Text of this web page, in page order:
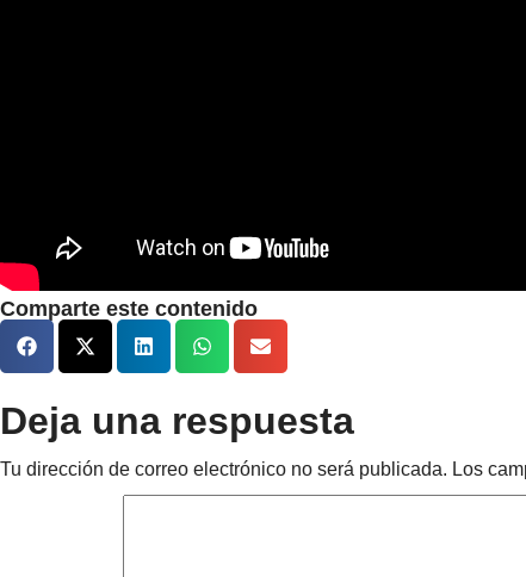
Comparte este contenido
Deja una respuesta
Tu dirección de correo electrónico no será publicada. Los